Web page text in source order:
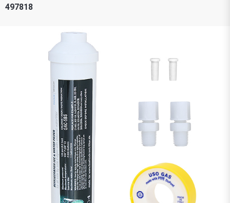
497818